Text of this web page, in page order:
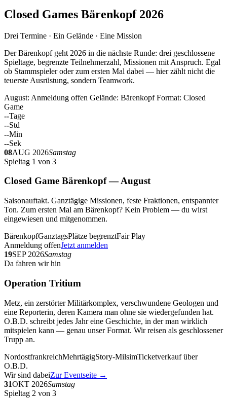
Closed Games Bärenkopf 2026
Drei Termine · Ein Gelände · Eine Mission
Der Bärenkopf geht 2026 in die nächste Runde: drei geschlossene
Spieltage, begrenzte Teilnehmerzahl, Missionen mit Anspruch. Egal
ob Stammspieler oder zum ersten Mal dabei — hier zählt nicht die
teuerste Ausrüstung, sondern Teamwork.
August: Anmeldung offen Gelände: Bärenkopf Format: Closed
Game
--Tage
--Std
--Min
--Sek
08AUG 2026Samstag
Spieltag 1 von 3
Closed Game Bärenkopf — August
Saisonauftakt. Ganztägige Missionen, feste Fraktionen, entspannter
Ton. Zum ersten Mal am Bärenkopf? Kein Problem — du wirst
eingewiesen und mitgenommen.
BärenkopfGanztagsPlätze begrenztFair Play
Anmeldung offenJetzt anmelden
19SEP 2026Samstag
Da fahren wir hin
Operation Tritium
Metz, ein zerstörter Militärkomplex, verschwundene Geologen und
eine Reporterin, deren Kamera man ohne sie wiedergefunden hat.
O.B.D. schreibt jedes Jahr eine Geschichte, in der man wirklich
mitspielen kann — genau unser Format. Wir reisen als geschlossener
Trupp an.
NordostfrankreichMehrtägigStory-MilsimTicketverkauf über
O.B.D.
Wir sind dabeiZur Eventseite →
31OKT 2026Samstag
Spieltag 2 von 3